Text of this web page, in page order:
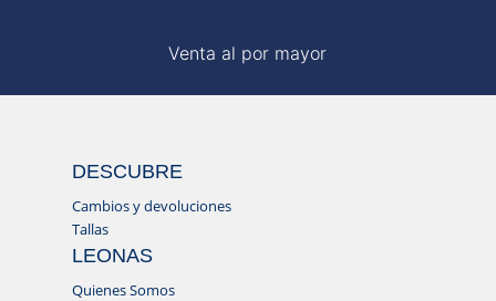
Venta al por mayor
DESCUBRE
Cambios y devoluciones
Tallas
LEONAS
Quienes Somos